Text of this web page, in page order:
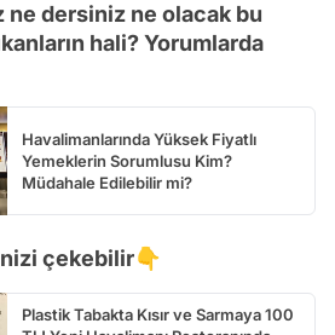
ne dersiniz ne olacak bu
hali? Yorumlarda
Havalimanlarında Yüksek Fiyatlı
Yemeklerin Sorumlusu Kim?
Müdahale Edilebilir mi?
çekebilir👇
Plastik Tabakta Kısır ve Sarmaya 100